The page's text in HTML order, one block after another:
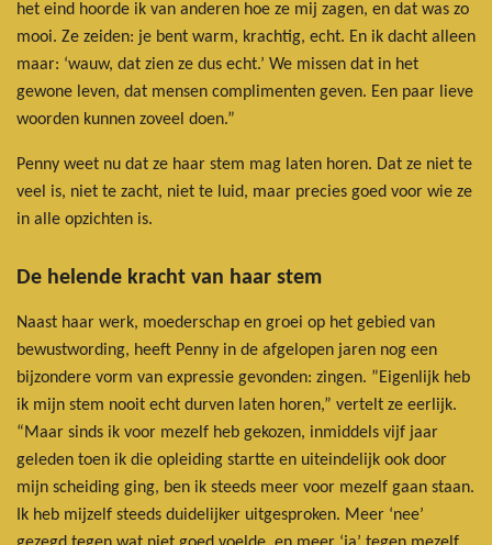
het eind hoorde ik van anderen hoe ze mij zagen, en dat was zo
mooi. Ze zeiden: je bent warm, krachtig, echt. En ik dacht alleen
maar: ‘wauw, dat zien ze dus echt.’ We missen dat in het
gewone leven, dat mensen complimenten geven. Een paar lieve
woorden kunnen zoveel doen.”
Penny weet nu dat ze haar stem mag laten horen. Dat ze niet te
veel is, niet te zacht, niet te luid, maar precies goed voor wie ze
in alle opzichten is.
De helende kracht van haar stem
Naast haar werk, moederschap en groei op het gebied van
bewustwording, heeft Penny in de afgelopen jaren nog een
bijzondere vorm van expressie gevonden: zingen. ”Eigenlijk heb
ik mijn stem nooit echt durven laten horen,” vertelt ze eerlijk.
“Maar sinds ik voor mezelf heb gekozen, inmiddels vijf jaar
geleden toen ik die opleiding startte en uiteindelijk ook door
mijn scheiding ging, ben ik steeds meer voor mezelf gaan staan.
Ik heb mijzelf steeds duidelijker uitgesproken. Meer ‘nee’